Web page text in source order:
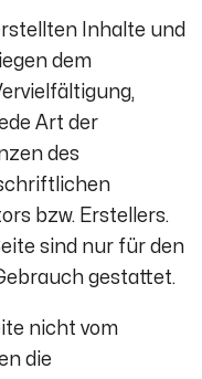
Inhalte und
dem
Art der
des
bzw. Erstellers.
sind nur für den
gestattet.
nicht vom
die